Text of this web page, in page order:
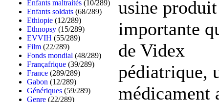
Enfants maltraités (10/289)
Enfants soldats (68/289)
Ethiopie (12/289)
Ethnopsy (15/289)
EVVIH (55/289)
Film (22/289)
Fonds mondial (48/289)
Françafrique (39/289)
France (289/289)
Gabon (12/289)
Génériques (59/289)
Genre (22/289)
usine
importante
de Videx
pédiatrique,
médicament